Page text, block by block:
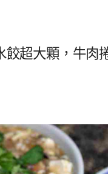
餃超大顆，牛肉